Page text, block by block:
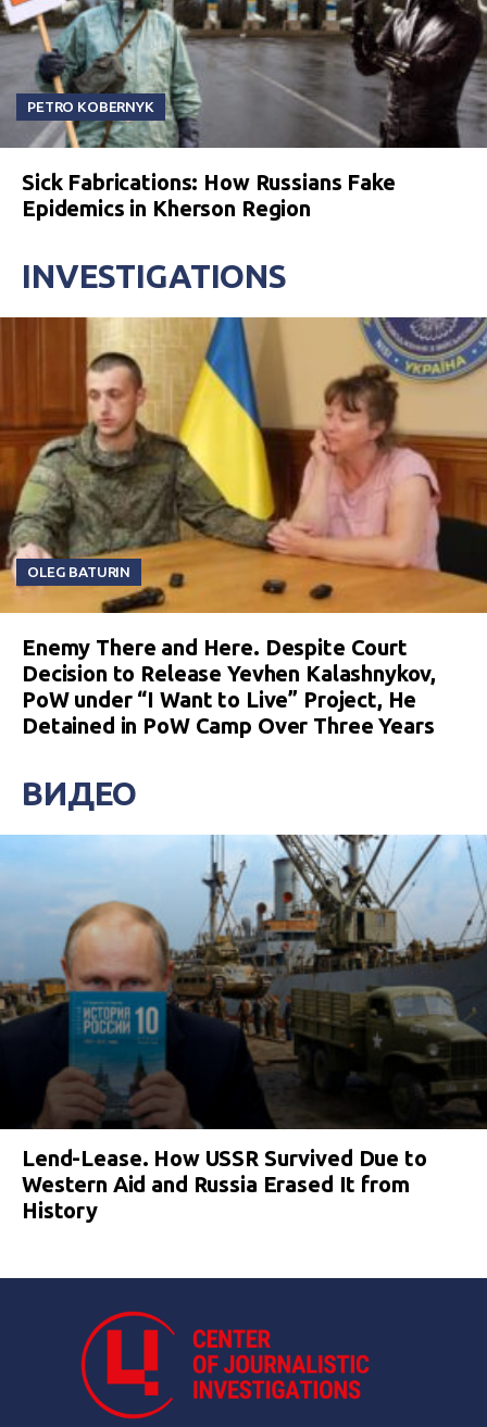
PETRO KOBERNYK
Sick Fabrications: How Russians Fake
Epidemics in Kherson Region
INVESTIGATIONS
OLEG BATURIN
Enemy There and Here. Despite Court
Decision to Release Yevhen Kalashnykov,
PoW under “I Want to Live” Project, He
Detained in PoW Camp Over Three Years
ВИДЕО
Lend-Lease. How USSR Survived Due to
Western Aid and Russia Erased It from
History